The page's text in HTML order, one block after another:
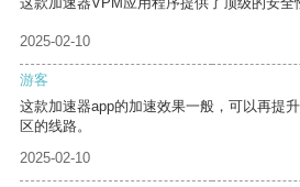
2025-02-10
游客
这款加速器app的加速效果一般，可以再提
区的线路。
2025-02-10